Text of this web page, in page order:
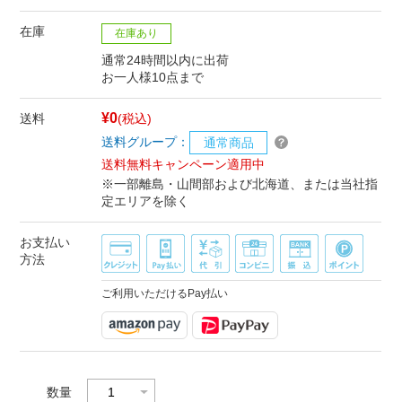
在庫 在庫あり
通常24時間以内に出荷
お一人様10点まで
送料 ¥0(税込)
送料グループ：
通常商品
送料無料キャンペーン適用中
※一部離島・山間部および北海道、または当社指
定エリアを除く
お支払い
方法
ご利用いただけるPay払い
数量